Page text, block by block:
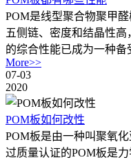
POM是线型聚合物聚甲
五侧链、密度和结晶性
的综合性能已成为一种备
More>>
07-03
2020
POM板如何改性
POM板是由一种叫聚氧
过质量认证的POM板‍是